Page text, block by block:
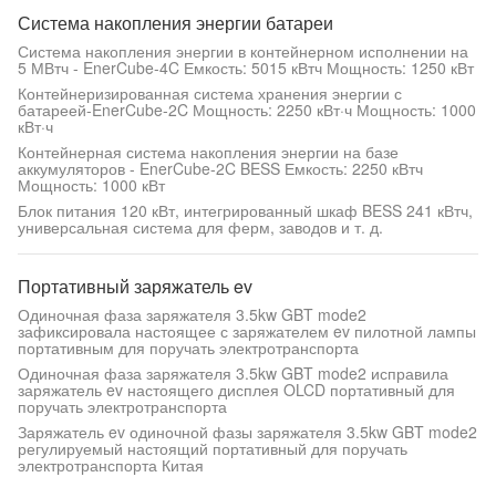
Система накопления энергии батареи
Система накопления энергии в контейнерном исполнении на
5 МВтч - EnerCube-4C Емкость: 5015 кВтч Мощность: 1250 кВт
Контейнеризированная система хранения энергии с
батареей-EnerCube-2C Мощность: 2250 кВт·ч Мощность: 1000
кВт·ч
Контейнерная система накопления энергии на базе
аккумуляторов - EnerCube-2C BESS Емкость: 2250 кВтч
Мощность: 1000 кВт
Блок питания 120 кВт, интегрированный шкаф BESS 241 кВтч,
универсальная система для ферм, заводов и т. д.
Портативный заряжатель ev
Одиночная фаза заряжателя 3.5kw GBT mode2
зафиксировала настоящее с заряжателем ev пилотной лампы
портативным для поручать электротранспорта
Одиночная фаза заряжателя 3.5kw GBT mode2 исправила
заряжатель ev настоящего дисплея OLCD портативный для
поручать электротранспорта
Заряжатель ev одиночной фазы заряжателя 3.5kw GBT mode2
регулируемый настоящий портативный для поручать
электротранспорта Китая